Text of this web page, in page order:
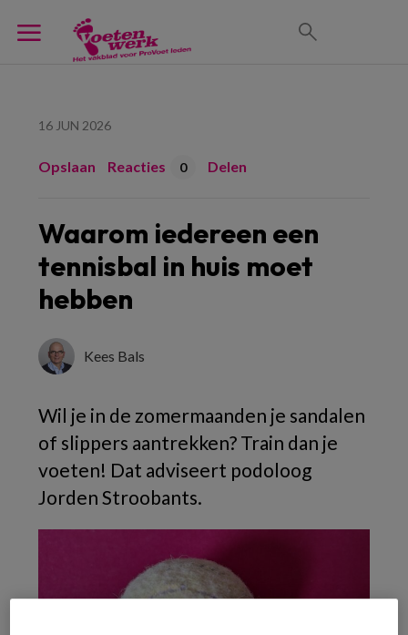
16 JUN 2026
Opslaan Reacties 0 Delen
Waarom iedereen een
tennisbal in huis moet
hebben
Kees Bals
Wil je in de zomermaanden je sandalen
of slippers aantrekken? Train dan je
voeten! Dat adviseert podoloog
Jorden Stroobants.